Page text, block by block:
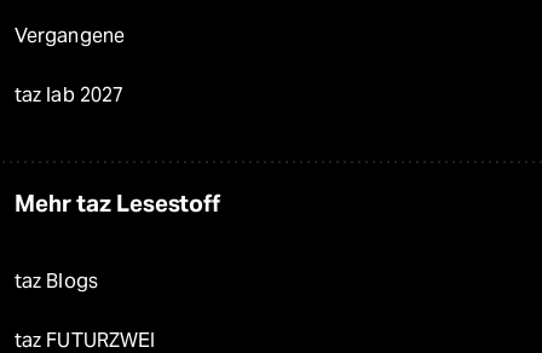
Vergangene
taz lab 2027
Mehr taz Lesestoff
taz Blogs
taz FUTURZWEI